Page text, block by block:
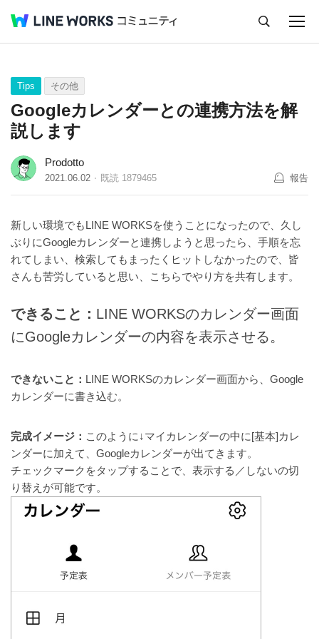
Q&A Tips Ideas
Tips その他
Googleカレンダーとの連携方法を解
説します
Prodotto
2021.06.02 既読 1879465 報告
新しい環境でもLINE WORKSを使うことになったので、久し
ぶりにGoogleカレンダーと連携しようと思ったら、手順を忘
れてしまい、検索してもまったくヒットしなかったので、皆
さんも苦労していると思い、こちらでやり方を共有します。
できること： LINE WORKSのカレンダー画面
にGoogleカレンダーの内容を表示させる。
できないこと： LINE WORKSのカレンダー画面から、Google
カレンダーに書き込む。
完成イメージ： このように↓マイカレンダーの中に[基本]カレ
ンダーに加えて、Googleカレンダーが出てきます。
チェックマークをタップすることで、表示する／しないの切
り替えが可能です。